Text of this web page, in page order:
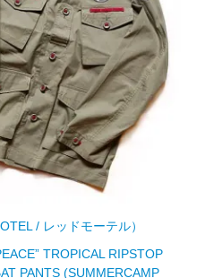
/ レッドモーテル）
TROPICAL RIPSTOP
PANTS (SUMMERCAMP